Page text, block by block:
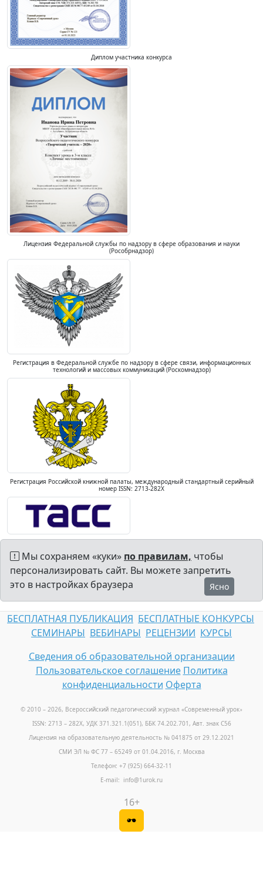
Диплом участника конкурса
Лицензия Федеральной службы по надзору в сфере образования и науки
(Рособрнадзор)
Регистрация в Федеральной службе по надзору в сфере связи, информационных
технологий и массовых коммуникаций (Роскомнадзор)
Регистрация Российской книжной палаты, международный стандартный серийный
номер ISSN: 2713-282X
Мы сохраняем «куки» по правилам, чтобы
персонализировать сайт. Вы можете запретить
это в настройках браузера
Ясно
БЕСПЛАТНАЯ ПУБЛИКАЦИЯ БЕСПЛАТНЫЕ КОНКУРСЫ
СЕМИНАРЫ ВЕБИНАРЫ РЕЦЕНЗИИ КУРСЫ
Сведения об образовательной организации
Пользовательское соглашение Политика
конфиденциальности Оферта
© 2010 – 2026, Всероссийский педагогический журнал «Современный урок»
ISSN: 2713 – 282X, УДК 371.321.1(051), ББК 74.202.701, Авт. знак С56
Лицензия на образовательную деятельность № 041875 от 29.12.2021
СМИ ЭЛ № ФС 77 – 65249 от 01.04.2016, г. Москва
Телефон: +7 (925) 664-32-11
E-mail: info@1urok.ru
16+